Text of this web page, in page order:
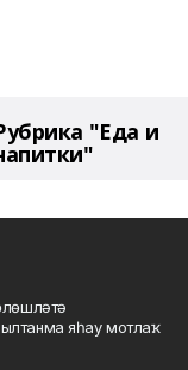
"Еда и
яһау мотлаҡ.